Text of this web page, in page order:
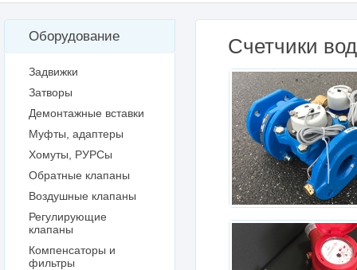
Оборудование
Задвижки
Затворы
Демонтажные вставки
Муфты, адаптеры
Хомуты, РУРСы
Обратные клапаны
Воздушные клапаны
Регулирующие
клапаны
Компенсаторы и
фильтры
Счетчики